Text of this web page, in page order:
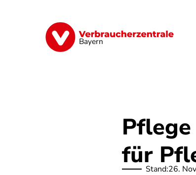
Bayern
Finanzen Digitales
fürStand:26.